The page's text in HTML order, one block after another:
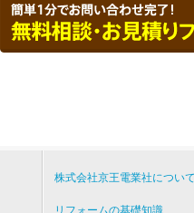
株式会社京王電業社につい
リフォームの基礎知識